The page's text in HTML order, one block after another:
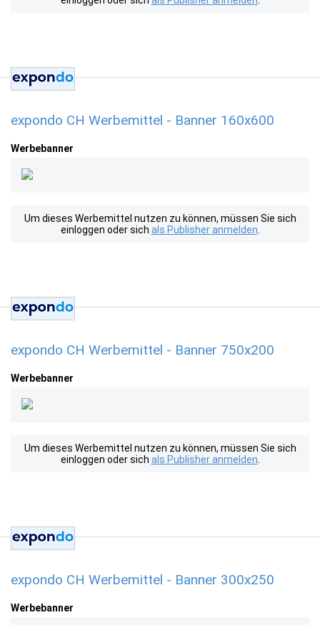
expondo CH Werbemittel - Banner 160x600
Werbebanner
Um dieses Werbemittel nutzen zu können, müssen Sie sich
einloggen oder sich als Publisher anmelden
expondo CH Werbemittel - Banner 750x200
Werbebanner
Um dieses Werbemittel nutzen zu können, müssen Sie sich
einloggen oder sich als Publisher anmelden
expondo CH Werbemittel - Banner 300x250
Werbebanner